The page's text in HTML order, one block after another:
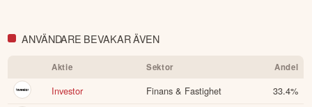
ANVÄNDARE BEVAKAR ÄVEN
Aktie Sektor Andel
Investor Finans & Fastighet 33.4%